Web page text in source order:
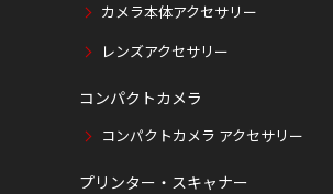
カメラ本体アクセサリー
レンズアクセサリー
コンパクトカメラ
コンパクトカメラ アクセサリー
プリンター・スキャナー